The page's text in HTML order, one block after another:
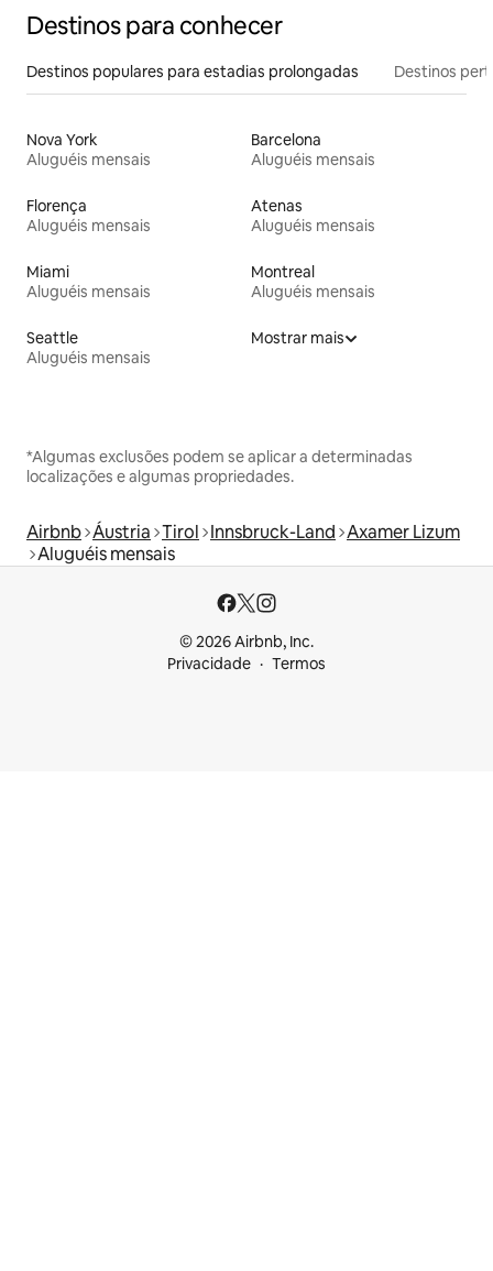
Destinos para conhecer
Destinos populares para estadias prolongadas Destinos
Nova York
Aluguéis mensais
Barcelona
Aluguéis mensais
Florença
Aluguéis mensais
Atenas
Aluguéis mensais
Miami
Aluguéis mensais
Montreal
Aluguéis mensais
Seattle
Aluguéis mensais
Mostrar mais
*Algumas exclusões podem se aplicar a determinadas
localizações e algumas propriedades.
Airbnb Áustria Tirol Innsbruck-Land Axamer Lizum
Aluguéis mensais
© 2026 Airbnb, Inc.
Privacidade
Termos